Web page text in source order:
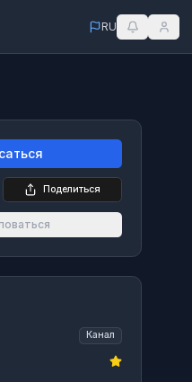
RU
Поделиться
Канал